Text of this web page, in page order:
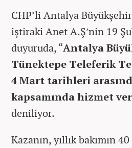
CHP’li Antalya
iştiraki Anet A.Ş’nin 19
duyuruda, “Antalya
Tünektepe Teleferik
4 Mart tarihleri
kapsamında hizmet
deniliyor.
Kazanın, yıllık bakımın